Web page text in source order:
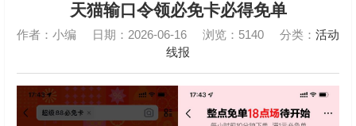
天猫输口令领必免卡必得免单
作者：小编 日期：2026-06-16 浏览：5140 分类： 活动
线报